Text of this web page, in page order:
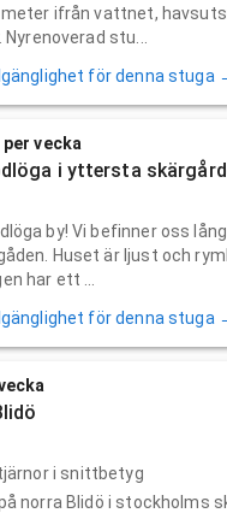
meter ifrån vattnet,
stu...
för denna stuga
per vecka
i yttersta
by! Vi befinner oss
Huset är ljust och
har ett ...
för denna stuga
i snittbetyg
norra Blidö i stockholms